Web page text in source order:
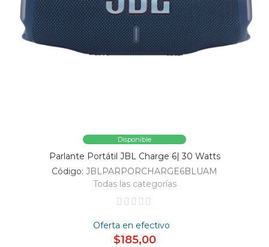
Disponible
Parlante Portátil JBL Charge 6| 30 Watts
Código: JBLPARPORCHARGE6BLUAM
Todas las categorías
Oferta en efectivo
$185,00